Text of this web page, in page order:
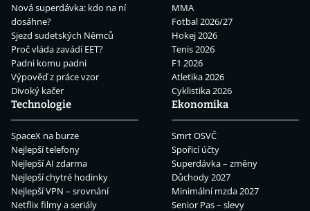
Nová superdávka: kdo na ní
dosáhne?
Sjezd sudetských Němců
Proč vláda zavádí EET?
Padni komu padni
Výpověď z práce vzor
Divoký kačer
MMA
Fotbal 2026/27
Hokej 2026
Tenis 2026
F1 2026
Atletika 2026
Cyklistika 2026
Technologie
SpaceX na burze
Nejlepší telefony
Nejlepší AI zdarma
Nejlepší chytré hodinky
Nejlepší VPN – srovnání
Netflix filmy a seriály
Ekonomika
Smrt OSVČ
Spořicí účty
Superdávka – změny
Důchody 2027
Minimální mzda 2027
Senior Pas – slevy